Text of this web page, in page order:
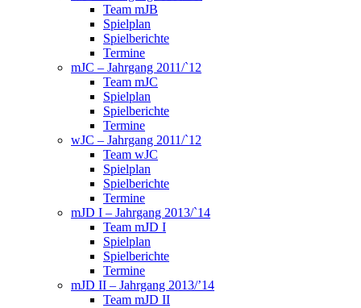
Team mJB
Spielplan
Spielberichte
Termine
mJC – Jahrgang 2011/`12
Team mJC
Spielplan
Spielberichte
Termine
wJC – Jahrgang 2011/`12
Team wJC
Spielplan
Spielberichte
Termine
mJD I – Jahrgang 2013/`14
Team mJD I
Spielplan
Spielberichte
Termine
mJD II – Jahrgang 2013/’14
Team mJD II